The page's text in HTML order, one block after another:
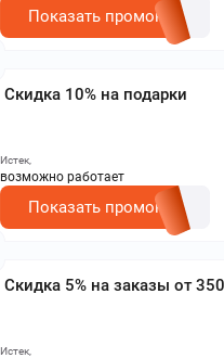
Показать промокод
Скидка 10% на подарки
Истек,
возможно работает
Показать промокод
Скидка 5% на заказы от
Истек,